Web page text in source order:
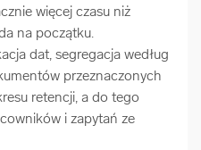
więcej czasu niż
na początku.
dat, segregacja według
przeznaczonych
retencji, a do tego
i zapytań ze